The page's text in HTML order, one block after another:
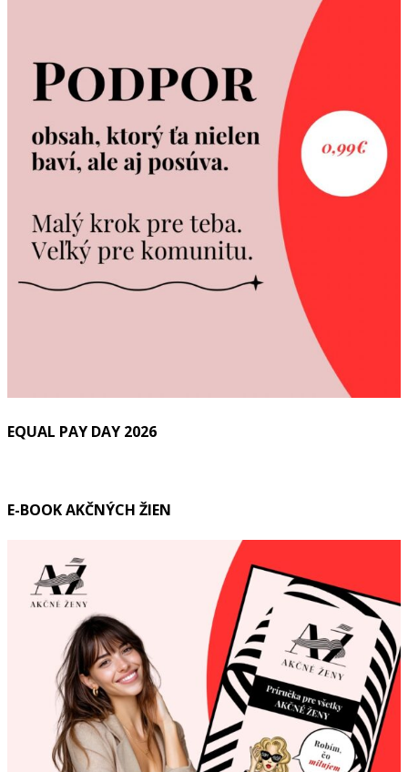
EQUAL PAY DAY 2026
E-BOOK AKČNÝCH ŽIEN